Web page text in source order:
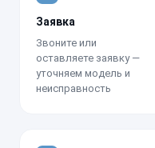
Заявка
Звоните или
оставляете заявку —
уточняем модель и
неисправность